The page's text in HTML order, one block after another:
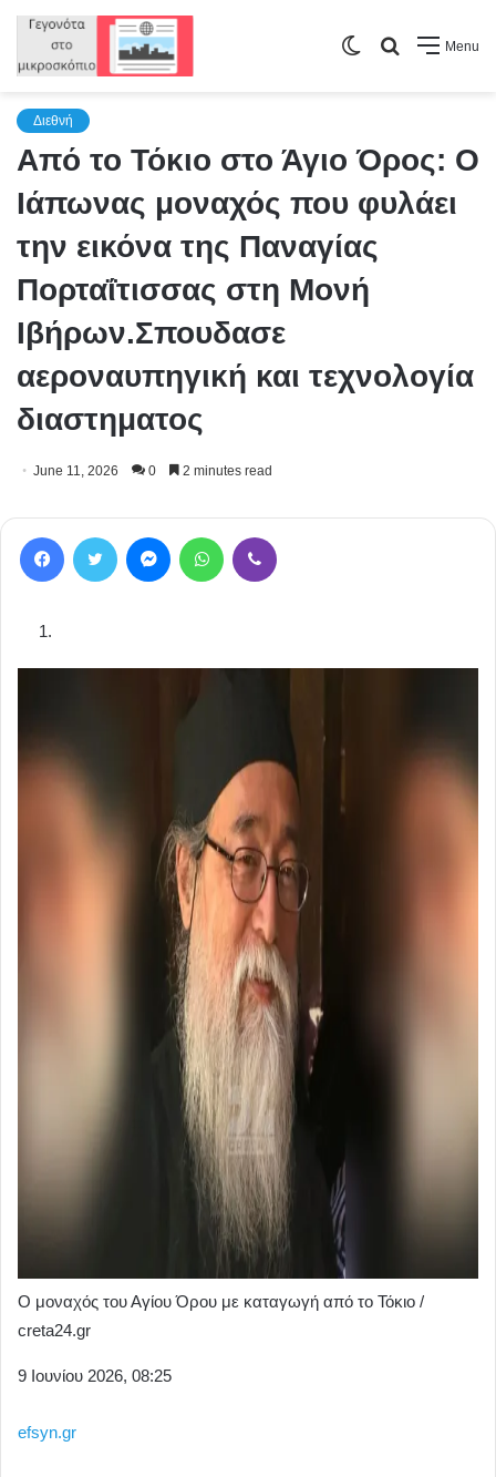
Menu
Search
Switch
Διεθνή
Από το Τόκιο στο Άγιο Όρος: Ο
Ιάπωνας μοναχός που φυλάει
την εικόνα της Παναγίας
Πορταΐτισσας στη Μονή
Ιβήρων.Σπουδασε
αεροναυπηγική και τεχνολογία
διαστηματος
June 11, 2026 0 2 minutes read
Ο μοναχός του Αγίου Όρου με καταγωγή από το Τόκιο /
creta24.gr
9 Ιουνίου 2026, 08:25
efsyn.gr